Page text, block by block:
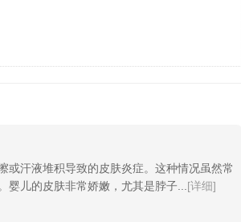
或汗液堆积导致的皮肤炎症。这种情况虽然常
儿的皮肤非常娇嫩，尤其是脖子... [详细]